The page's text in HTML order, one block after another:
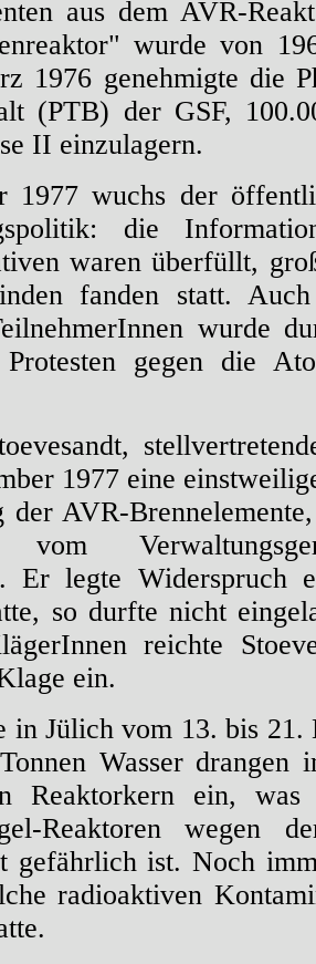
aus dem AVR-
wurde von
1976 genehmigte die
(PTB) der GSF,
II einzulagern.
1977 wuchs der
die
waren überfüllt,
fanden statt.
wurde
gegen die
1977 eine
der AVR-
vom
Er legte Widerspruch
so durfte nicht
reichte
ein.
in Jülich vom 13. bis
Wasser drangen
Reaktorkern ein, was
Reaktoren wegen
gefährlich ist. Noch
radioaktiven